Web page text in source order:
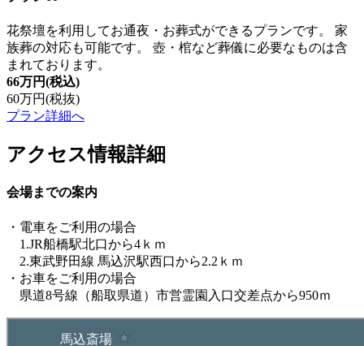
花祭壇を利用してお通夜・お葬式ができるプランです。 家
族葬の対応も可能です。 壺・棺など葬儀に必要なものは含
まれております。
66万円(税込)
60万円(税抜)
プラン詳細へ
アクセス情報詳細
会場までの案内
・電車をご利用の場合
1.JR船橋駅北口から4ｋｍ
2.東武野田線 馬込沢駅西口から2.2ｋｍ
・お車をご利用の場合
県道8号線（船取県道）市営霊園入口交差点から950ｍ